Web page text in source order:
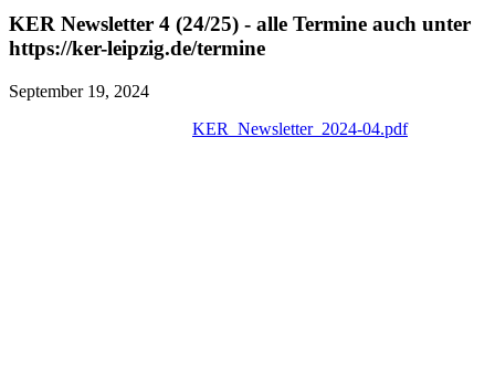
KER Newsletter 4 (24/25) - alle Termine auch unter
https://ker-leipzig.de/termine
September 19, 2024
KER_Newsletter_2024-04.pdf